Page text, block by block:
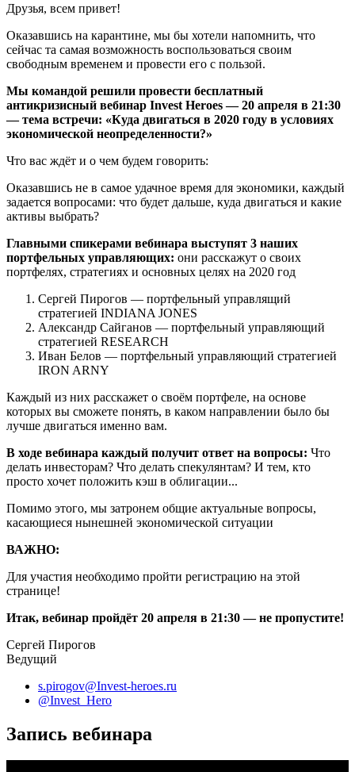
Друзья, всем привет!
Оказавшись на карантине, мы бы хотели напомнить, что
сейчас та самая возможность воспользоваться своим
свободным временем и провести его с пользой.
Мы командой решили провести бесплатный
антикризисный вебинар Invest Heroes — 20 апреля в 21:30
— тема встречи: «Куда двигаться в 2020 году в условиях
экономической неопределенности?»
Что вас ждёт и о чем будем говорить:
Оказавшись не в самое удачное время для экономики, каждый
задается вопросами: что будет дальше, куда двигаться и какие
активы выбрать?
Главными спикерами вебинара выступят 3 наших
портфельных управляющих: они расскажут о своих
портфелях, стратегиях и основных целях на 2020 год
Сергей Пирогов — портфельный управлящий
стратегией INDIANA JONES
Александр Сайганов — портфельный управляющий
стратегией RESEARCH
Иван Белов — портфельный управляющий стратегией
IRON ARNY
Каждый из них расскажет о своём портфеле, на основе
которых вы сможете понять, в каком направлении было бы
лучше двигаться именно вам.
В ходе вебинара каждый получит ответ на вопросы: Что
делать инвесторам? Что делать спекулянтам? И тем, кто
просто хочет положить кэш в облигации...
Помимо этого, мы затронем общие актуальные вопросы,
касающиеся нынешней экономической ситуации
ВАЖНО:
Для участия необходимо пройти регистрацию на этой
странице!
Итак, вебинар пройдёт 20 апреля в 21:30 — не пропустите!
Сергей Пирогов
Ведущий
s.pirogov@Invest-heroes.ru
@Invest_Hero
Запись вебинара